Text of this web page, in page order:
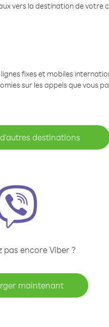
vers la destination de votre
fixes et mobiles
sur les appels que vous
destinations
pas encore Viber ?
maintenant